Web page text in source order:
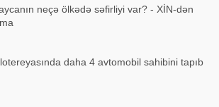
neçə ölkədə səfirliyi var? - XİN-dən
daha 4 avtomobil sahibini tapıb